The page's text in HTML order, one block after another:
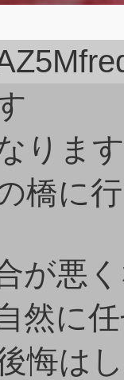
りま
橋に
が悪
然に
悔は